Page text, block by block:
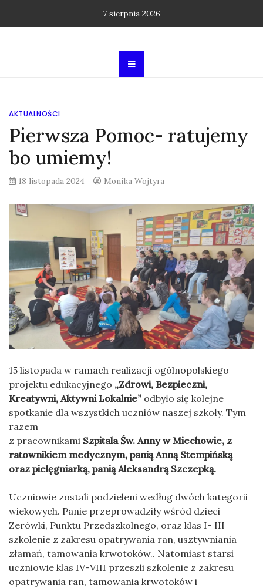
7 sierpnia 2026
AKTUALNOŚCI
Pierwsza Pomoc- ratujemy
bo umiemy!
18 listopada 2024 Monika Wojtyra
15 listopada w ramach realizacji ogólnopolskiego
projektu edukacyjnego „Zdrowi, Bezpieczni,
Kreatywni, Aktywni Lokalnie” odbyło się kolejne
spotkanie dla wszystkich uczniów naszej szkoły. Tym
razem
z pracownikami Szpitala Św. Anny w Miechowie, z
ratownikiem medycznym, panią Anną Stempińską
oraz pielęgniarką, panią Aleksandrą Szczepką.
Uczniowie zostali podzieleni według dwóch kategorii
wiekowych. Panie przeprowadziły wśród dzieci
Zerówki, Punktu Przedszkolnego, oraz klas I- III
szkolenie z zakresu opatrywania ran, usztywniania
złamań, tamowania krwotoków.. Natomiast starsi
uczniowie klas IV-VIII przeszli szkolenie z zakresu
opatrywania ran, tamowania krwotoków i